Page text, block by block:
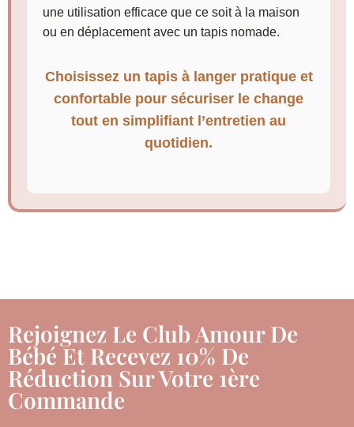
une utilisation efficace que ce soit à la maison
ou en déplacement avec un tapis nomade.
Choisissez un tapis à langer pratique et
confortable pour sécuriser le change
tout en simplifiant l’entretien au
quotidien.
Rejoignez Le Club Amour De
Bébé Et Recevez 10% De
Réduction Sur Votre 1ère
Commande